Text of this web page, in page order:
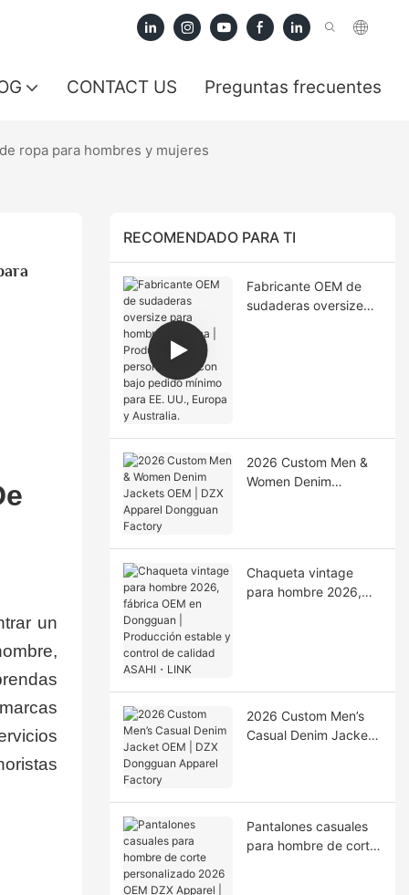
CONTACT US Preguntas frecuentes
ropa para hombres y mujeres
un
RECOMENDADO PARA TI
Fabricante OEM de
sudaderas oversize
2026 Custom Men &
Women Denim
Chaqueta vintage
para hombre 2026,
2026 Custom Men’s
Casual Denim Jacket
Pantalones casuales
para hombre de corte